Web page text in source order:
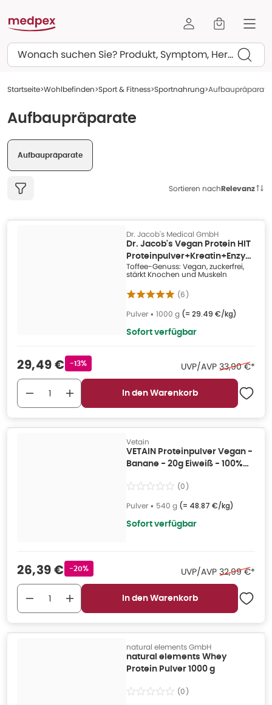
Suchen
Startseite Wohlbefinden Sport & Fitness Sportnahrung Aufbaupräparate
Aufbaupräparate
Aufbaupräparate
Sortieren nachRelevanz
Dr. Jacob's Medical GmbH
Dr. Jacob's Vegan Protein HIT
Proteinpulver+Kreatin+Enzyme
1000 g
Toffee-Genuss: Vegan, zuckerfrei,
stärkt Knochen und Muskeln
(6)
Pulver • 1000 g (= 29.49 €/kg)
Sofort verfügbar
Verkaufspreis
29,49 € Rabattstempel
-13% UVP/AVP Ehemaliger
33,90 €*
In den Warenkorb
Vetain
VETAIN Proteinpulver Vegan -
Banane - 20g Eiweiß - 100%
(0)
Pulver • 540 g (= 48.87 €/kg)
Sofort verfügbar
Verkaufspreis
26,39 € Rabattstempel
-20% UVP/AVP Ehemaliger
32,99 €*
In den Warenkorb
natural elements GmbH
natural elements Whey
Protein Pulver 1000 g
(0)